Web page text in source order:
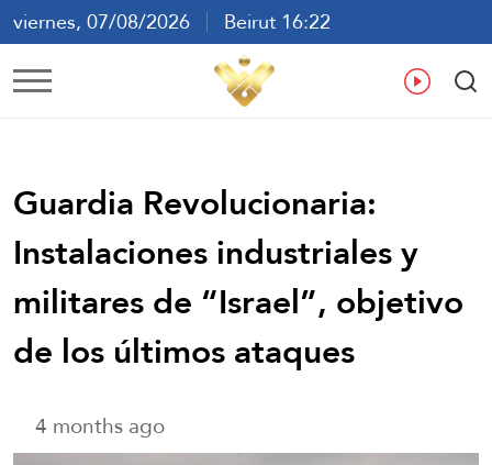
viernes, 07/08/2026
Beirut 16:22
ع En
Guardia Revolucionaria:
Instalaciones industriales y
militares de “Israel”, objetivo
de los últimos ataques
4 months ago